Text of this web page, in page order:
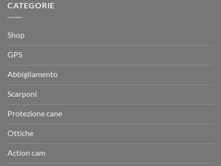
CATEGORIE
Shop
GPS
Abbigliamento
Scarponi
Protezione cane
Ottiche
Action cam